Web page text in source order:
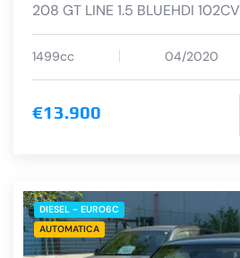
208 GT LINE 1.5 BLUEHDI 102CV
1499cc 04/2020
€13.900
DIESEL - EURO6C
AUTOMATICA